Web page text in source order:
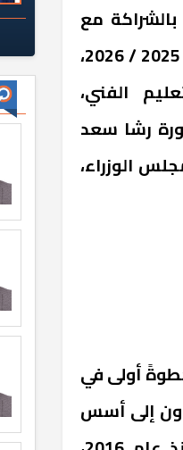
بالشراكة مع
جامعة فوكوي اليابانية، وذلك اعتبارًا من العام الأكاديمي 2025 / 2026،
الفني،
رشا سعد
الوزراء،
أولى في
إلى أسس